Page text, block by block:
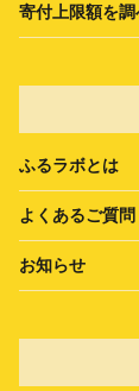
寄付上限額を調
ふるラボとは
よくあるご質問
お知らせ